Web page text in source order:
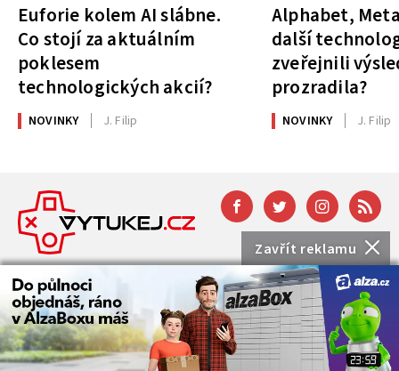
Zavřít reklamu
Euforie kolem AI slábne.
Co stojí za aktuálním
poklesem
technologických akcií?
NOVINKY J. Filip
Alphabet,
další
zveřejnili
prozradila?
NOVINKY J. Filip